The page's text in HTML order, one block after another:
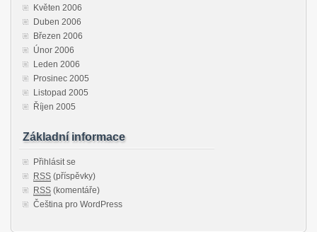
Květen 2006
Duben 2006
Březen 2006
Únor 2006
Leden 2006
Prosinec 2005
Listopad 2005
Říjen 2005
Základní informace
Přihlásit se
RSS (příspěvky)
RSS (komentáře)
Čeština pro WordPress